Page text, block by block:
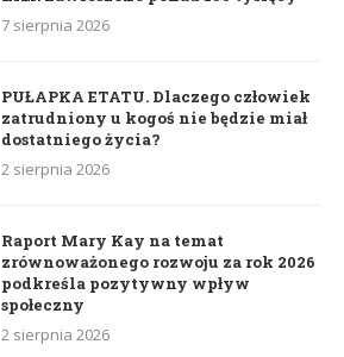
7 sierpnia 2026
PUŁAPKA ETATU. Dlaczego człowiek
zatrudniony u kogoś nie będzie miał
dostatniego życia?
2 sierpnia 2026
Raport Mary Kay na temat
zrównoważonego rozwoju za rok 2026
podkreśla pozytywny wpływ
społeczny
2 sierpnia 2026